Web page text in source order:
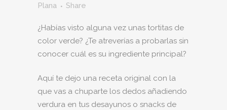
Plana
Share
¿Habías visto alguna vez unas tortitas de
color verde? ¿Te atreverías a probarlas sin
conocer cuál es su ingrediente principal?
Aquí te dejo una receta original con la
que vas a chuparte los dedos añadiendo
verdura en tus desayunos o snacks de